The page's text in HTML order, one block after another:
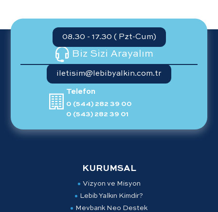
08.30 - 17.30 ( Pzt-Cum)
Biz Sizi Arayalım
iletisim@lebibyalkin.com.tr
Telefon
0 (544) 282 39 00
0 (543) 282 39 01
KURUMSAL
Vizyon ve Misyon
Lebib Yalkın Kimdir?
Mevbank Neo Destek